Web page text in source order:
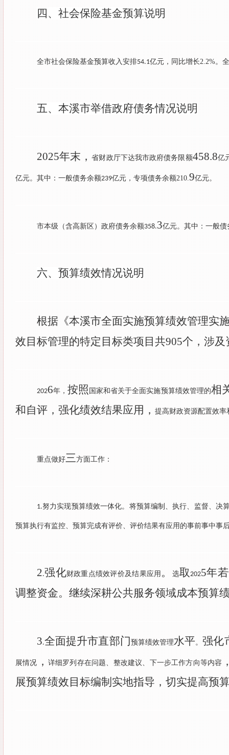
四、 社会保险基金预算说明
全市社会保险基金预算收入安排54.1亿元，同比增长2.2%。
五、本溪市举借政府债务情况说明
2025年末，省财政厅下达我市政府债务限额458.8亿
亿元。其中：一般债务余额239亿元，专项债务余额210.9亿元。
市本级（含高新区）政府债务余额358.3亿元。其中：一般债
六、预算绩效情况说明
根据《本溪市全面实施预算绩效管理实
效目标管理的特定目标类项目共905个，涉及
2026年，按照 国家和省关于全面实施预算绩效管理的相
和自评，强化绩效结果应用， 提高财政资源配置效率
重点做好三方面工作：
1.努力实现预算绩效一体化。将预算编制、执行、监督、决
预算执行有监控、预算完成有评价、评价结果有应用的事前事中事
2.强化财政重点绩效评价及结果应用 。 选取2025年
调整资金。继续深耕公共服务领域成本预算
3.全面提升市直部门预算绩效管理水平。 强化
展情况 ， 详细罗列存在问题、整改建议、下一步工作方向等内容
展预算绩效目标编制实地指导，切实提高预